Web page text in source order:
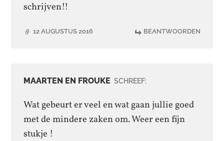
schrijven!!
12 AUGUSTUS 2016 BEANTWOORDEN
MAARTEN EN FROUKE SCHREEF:
Wat gebeurt er veel en wat gaan jullie goed
met de mindere zaken om. Weer een fijn
stukje !